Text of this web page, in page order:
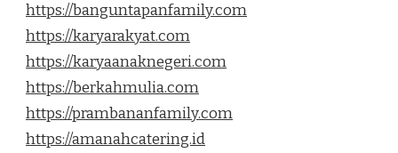
https://banguntapanfamily.com
https://karyarakyat.com
https://karyaanaknegeri.com
https://berkahmulia.com
https://prambananfamily.com
https://amanahcatering.id